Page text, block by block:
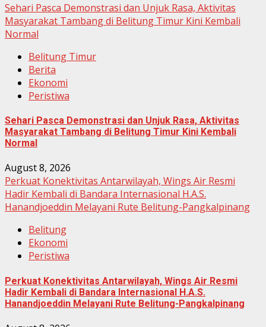
Sehari Pasca Demonstrasi dan Unjuk Rasa, Aktivitas
Masyarakat Tambang di Belitung Timur Kini Kembali
Normal
Belitung Timur
Berita
Ekonomi
Peristiwa
Sehari Pasca Demonstrasi dan Unjuk Rasa, Aktivitas
Masyarakat Tambang di Belitung Timur Kini Kembali
Normal
August 8, 2026
Perkuat Konektivitas Antarwilayah, Wings Air Resmi
Hadir Kembali di Bandara Internasional H.A.S.
Hanandjoeddin Melayani Rute Belitung-Pangkalpinang
Belitung
Ekonomi
Peristiwa
Perkuat Konektivitas Antarwilayah, Wings Air Resmi
Hadir Kembali di Bandara Internasional H.A.S.
Hanandjoeddin Melayani Rute Belitung-Pangkalpinang